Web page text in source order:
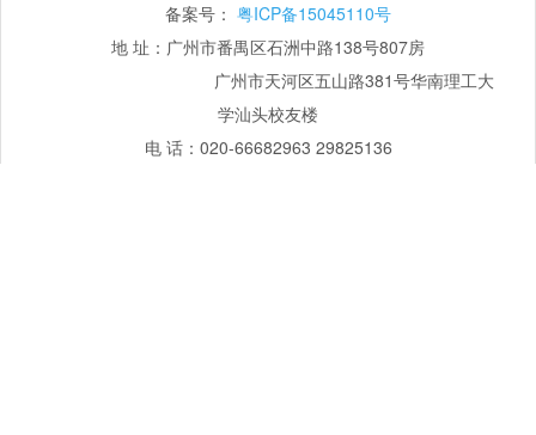
备案号： 粤ICP备15045110号
地 址：广州市番禺区石洲中路138号807房
广州市天河区五山路381号华南理工大
学汕头校友楼
电 话：020-66682963 29825136